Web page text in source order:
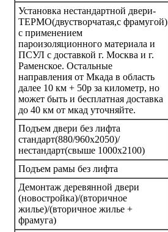
Установка нестандартной двери-
ТЕРМО(двустворчатая,с фрамугой)
с применением
пароизоляционного материала и
ПСУЛ с доставкой г. Москва и г.
Раменское. Остальные
направления от Мкада в область
далее 10 км + 50р за километр, но
может быть и бесплатная доставка
до 40 км от мкад уточняйте.
Подъем двери без лифта
стандарт(880/960х2050)/
нестандарт(свыше 1000х2100)
Подъем рамы без лифта
Демонтаж деревянной двери
(новостройка)/(вторичное
жилье)/(вторичное жилье +
фрамуга)